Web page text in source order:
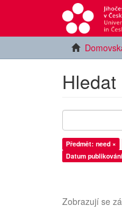
Hledat
Předmět: need ×
Datum
Zobrazují se